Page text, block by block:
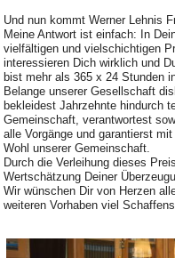
Und nun kommt Werner Lehnis
Meine Antwort ist einfach: In
vielfältigen und vielschichtigen
interessieren Dich wirklich und
bist mehr als 365 x 24 Stunden
Belange unserer Gesellschaft
bekleidest Jahrzehnte hindurch
Gemeinschaft, verantwortest
alle Vorgänge und garantierst
Wohl unserer Gemeinschaft.
Durch die Verleihung dieses
Wertschätzung Deiner
Wir wünschen Dir von Herzen
weiteren Vorhaben viel